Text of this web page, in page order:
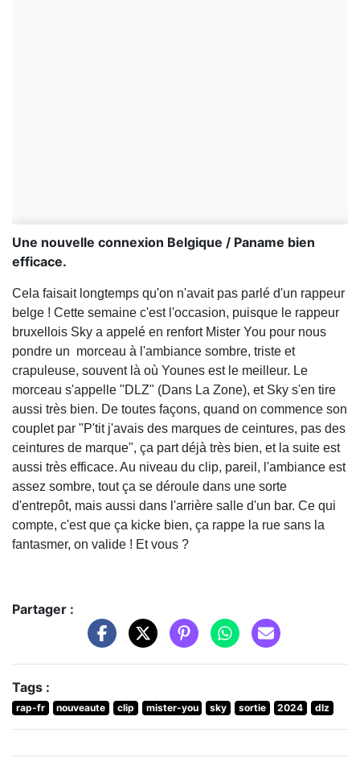
Une nouvelle connexion Belgique / Paname bien
efficace.
Cela faisait longtemps qu'on n'avait pas parlé d'un rappeur
belge ! Cette semaine c'est l'occasion, puisque le rappeur
bruxellois Sky a appelé en renfort Mister You pour nous
pondre un morceau à l'ambiance sombre, triste et
crapuleuse, souvent là où Younes est le meilleur. Le
morceau s'appelle "DLZ" (Dans La Zone), et Sky s'en tire
aussi très bien. De toutes façons, quand on commence son
couplet par "P'tit j'avais des marques de ceintures, pas des
ceintures de marque", ça part déjà très bien, et la suite est
aussi très efficace. Au niveau du clip, pareil, l'ambiance est
assez sombre, tout ça se déroule dans une sorte
d'entrepôt, mais aussi dans l'arrière salle d'un bar. Ce qui
compte, c'est que ça kicke bien, ça rappe la rue sans la
fantasmer, on valide ! Et vous ?
Partager :
Tags :
rap-fr nouveaute clip mister-you sky sortie 2024 dlz